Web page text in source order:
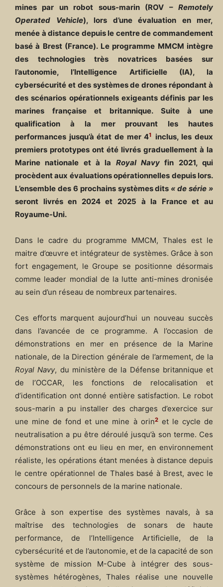
mines par un robot sous-marin (ROV – Remotely
Operated Vehicle), lors d’une évaluation en mer,
menée à distance depuis le centre de commandement
basé à Brest (France). Le programme MMCM intègre
des technologies très novatrices basées sur
l’autonomie, l’Intelligence Artificielle (IA), la
cybersécurité et des systèmes de drones répondant à
des scénarios opérationnels exigeants définis par les
marines française et britannique. Suite à une
qualification à la mer prouvant les hautes
performances jusqu’à état de mer 41
inclus, les deux
premiers prototypes ont été livrés graduellement à la
Marine nationale et à la Royal Navy fin 2021, qui
procèdent aux évaluations opérationnelles depuis lors.
L’ensemble des 6 prochains systèmes dits « de série »
seront livrés en 2024 et 2025 à la France et au
Royaume-Uni.
Dans le cadre du programme MMCM, Thales est le
maitre d’œuvre et intégrateur de systèmes. Grâce à son
fort engagement, le Groupe se positionne désormais
comme leader mondial de la lutte anti-mines dronisée
au sein d’un réseau de nombreux partenaires.
Ces efforts marquent aujourd’hui un nouveau succès
dans l’avancée de ce programme. A l’occasion de
démonstrations en mer en présence de la Marine
nationale, de la Direction générale de l’armement, de la
Royal Navy, du ministère de la Défense britannique et
de l’OCCAR, les fonctions de relocalisation et
d’identification ont donné entière satisfaction. Le robot
sous-marin a pu installer des charges d’exercice sur
une mine de fond et une mine à orin2et le cycle de
neutralisation a pu être déroulé jusqu’à son terme. Ces
démonstrations ont eu lieu en mer, en environnement
réaliste, les opérations étant menées à distance depuis
le centre opérationnel de Thales basé à Brest, avec le
concours de personnels de la marine nationale.
Grâce à son expertise des systèmes navals, à sa
maîtrise des technologies de sonars de haute
performance, de l’Intelligence Artificielle, de la
cybersécurité et de l’autonomie, et de la capacité de son
système de mission M-Cube à intégrer des sous-
systèmes hétérogènes, Thales réalise une nouvelle